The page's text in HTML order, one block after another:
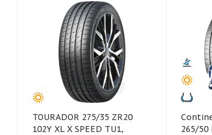
TOURADOR 275/35 ZR20
102Y XL X SPEED TU1,
Continental
265/50